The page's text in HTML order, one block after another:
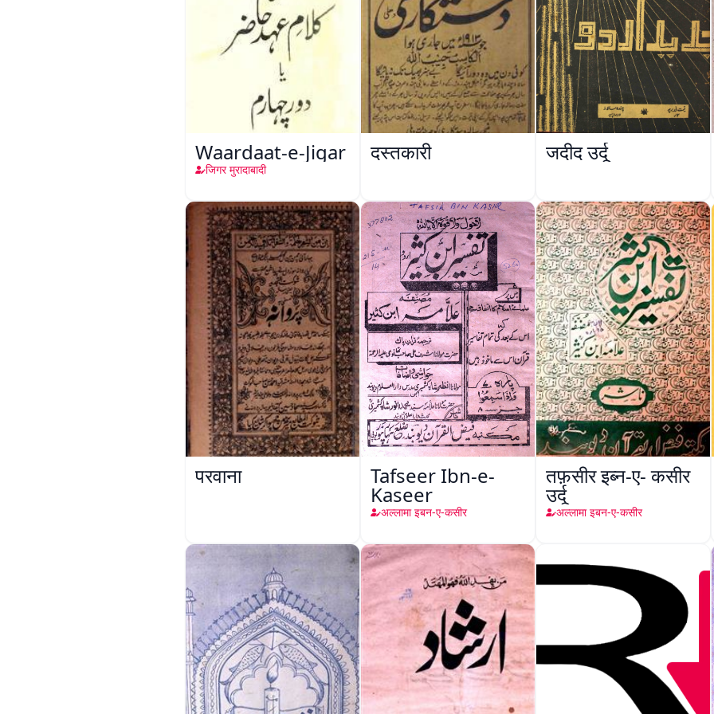
Waardaat-e-Jigar
जिगर मुरादाबादी
दस्तकारी जदीद उर्दू
परवाना Tafseer Ibn-e-
Kaseer
अल्लामा इबन-ए-कसीर
तफ़सीर इब्न-ए- कसीर
उर्दू
अल्लामा इबन-ए-कसीर